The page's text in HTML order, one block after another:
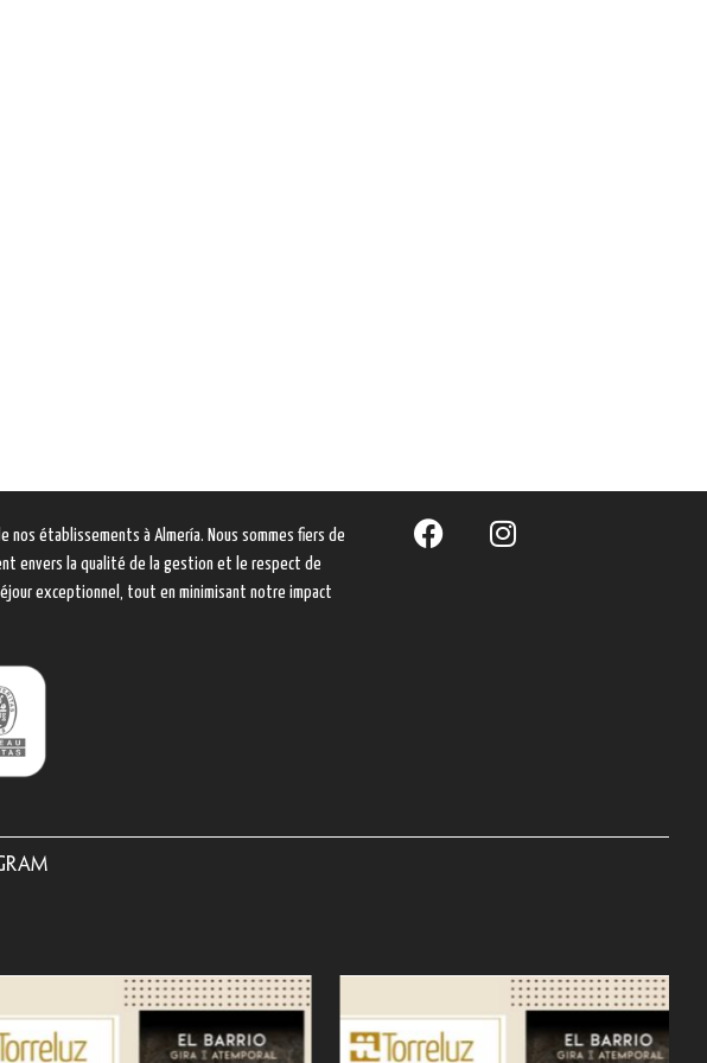
nos établissements à Almería. Nous sommes fiers de
envers la qualité de la gestion et le respect de
exceptionnel, tout en minimisant notre impact